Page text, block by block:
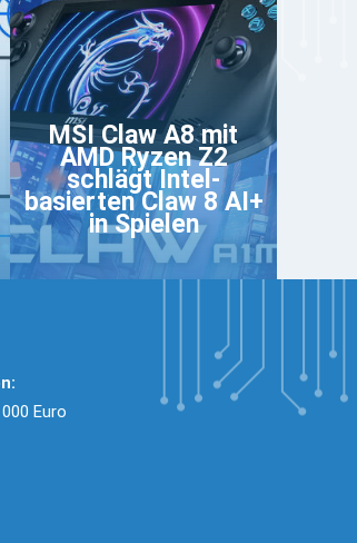
MSI Claw A8 mit
AMD Ryzen Z2
schlägt Intel-
basierten Claw 8 AI+
in Spielen
Euro